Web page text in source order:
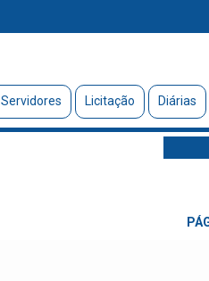
Servidores Licitação Diárias